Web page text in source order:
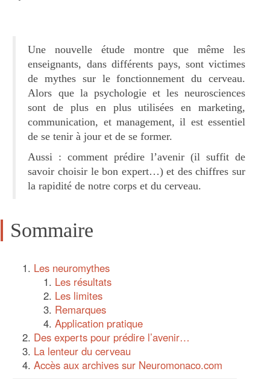
Une nouvelle étude montre que même les
enseignants, dans différents pays, sont victimes
de mythes sur le fonctionnement du cerveau.
Alors que la psychologie et les neurosciences
sont de plus en plus utilisées en marketing,
communication, et management, il est essentiel
de se tenir à jour et de se former.
Aussi : comment prédire l’avenir (il suffit de
savoir choisir le bon expert…) et des chiffres sur
la rapidité de notre corps et du cerveau.
Sommaire
Les neuromythes
Les résultats
Les limites
Remarques
Application pratique
Des experts pour prédire l’avenir…
La lenteur du cerveau
Accès aux archives sur Neuromonaco.com